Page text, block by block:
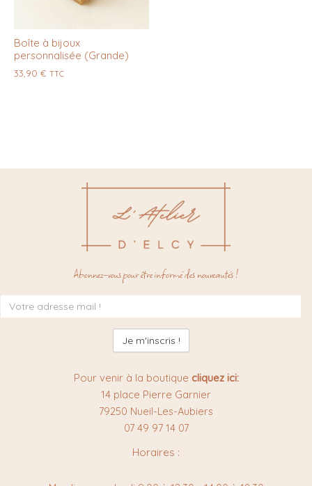
Boîte à bijoux
personnalisée (Grande)
33,90 € TTC
Abonnez-vous pour être informé des nouveautés !
à
la
newsletter
:
Pour venir à la boutique cliquez ici:
14 place Pierre Garnier
79250 Nueil-Les-Aubiers
07 49 97 14 07
Horaires :